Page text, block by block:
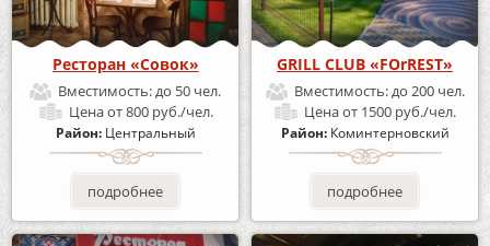
Ресторан «Совок»
Вместимость:до 50 чел.
Ценаот 800 руб./чел.
Район: Центральный
подробнее
GRILL CLUB «FOrREST»
Вместимость:до 200 чел.
Ценаот 1500 руб./чел.
Район: Коминтерновский
подробнее